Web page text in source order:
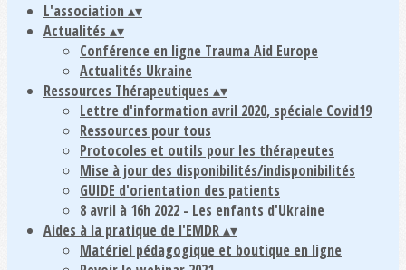
L'association ▴▾
Actualités ▴▾
Conférence en ligne Trauma Aid Europe
Actualités Ukraine
Ressources Thérapeutiques ▴▾
Lettre d'information avril 2020, spéciale Covid19
Ressources pour tous
Protocoles et outils pour les thérapeutes
Mise à jour des disponibilités/indisponibilités
GUIDE d'orientation des patients
8 avril à 16h 2022 - Les enfants d'Ukraine
Aides à la pratique de l'EMDR▴▾
Matériel pédagogique et boutique en ligne